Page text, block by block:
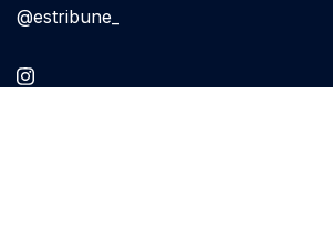
@estribune_